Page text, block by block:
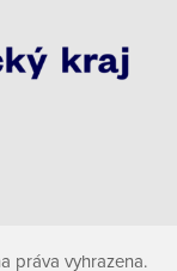
práva vyhrazena.